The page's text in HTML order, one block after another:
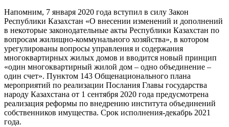
Напомним, 7 января 2020 года вступил в силу Закон
Республики Казахстан «О внесении изменений и дополнений
в некоторые законодательные акты Республики Казахстан по
вопросам жилищно-коммунального хозяйства», в котором
урегулированы вопросы управления и содержания
многоквартирных жилых домов и вводится новый принцип
«один многоквартирный жилой дом – одно объединение –
один счет». Пунктом 143 Общенационального плана
мероприятий по реализации Послания Главы государства
народу Казахстана от 1 сентября 2020 года предусмотрена
реализация реформы по внедрению института объединений
собственников имущества. Срок исполнения-декабрь 2021
года.